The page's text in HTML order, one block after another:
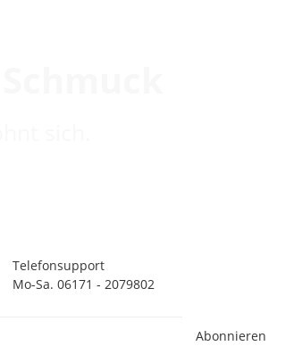
Telefonsupport
Mo-Sa. 06171 - 2079802
Abonnieren